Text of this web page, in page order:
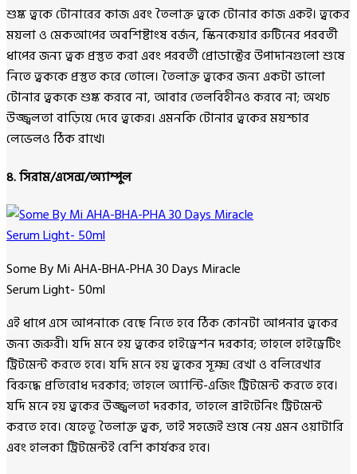
শুষ্ক ত্বকে টোনারের কাজ এবং তৈলাক্ত ত্বকে টোনার কাজ একই। ত্বকের
ময়লা ও মেকআপের অবশিষ্টাংষ বর্জন, স্কিনকেয়ার রুটিনের পরবর্তী
ধাপের জন্য ত্বক প্রস্তুত করা এবং পরবর্তী প্রোডাক্টের উপাদানগুলো শুষে
নিতে ত্বককে প্রস্তুত করে তোলে। তৈলাক্ত ত্বকের জন্য একটা ভালো
টোনার ত্বককে শুষ্ক করবে না, আবার তেলবিহীনও করবে না; অথচ
উজ্জ্বলতা বাড়িয়ে দেবে ত্বকের। এমনকি টোনার ত্বকের ময়শ্চার
লেভেলও ঠিক রাখে।
৪. সিরাম/এসেন্স/অ্যাম্পুল
Some By Mi AHA-BHA-PHA 30 Days Miracle
Serum Light- 50ml
এই ধাপে এসে আপনাকে বেছে নিতে হবে ঠিক কোনটা আপনার ত্বকের
জন্য জরুরী। যদি মনে হয় ত্বকের হাইড্রেশন দরকার; তাহলে হাইড্রেটিং
ট্রিটমেন্ট করতে হবে। যদি মনে হয় ত্বকের সূক্ষ্ম রেখা ও বলিরেখার
বিরুদ্ধে প্রতিরোধ দরকার; তাহলে অ্যান্টি-এজিং ট্রিটমেন্ট করতে হবে।
যদি মনে হয় ত্বকের উজ্জ্বলতা দরকার, তাহলে ব্রাইটেনিং ট্রিটমেন্ট
করতে হবে। যেহেতু তৈলাক্ত ত্বক, তাই সহজেই শুষে নেয় এমন ওয়াটারি
এবং হালকা ট্রিটমেন্টই বেশি কার্যকর হবে।